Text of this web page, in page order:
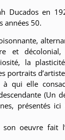
Ducados en
années 50.
et
la
portraits
à qui elle
(Un
présentés
oeuvre fait